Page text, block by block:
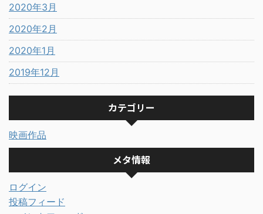
2020年3月
2020年2月
2020年1月
2019年12月
カテゴリー
映画作品
メタ情報
ログイン
投稿フィード